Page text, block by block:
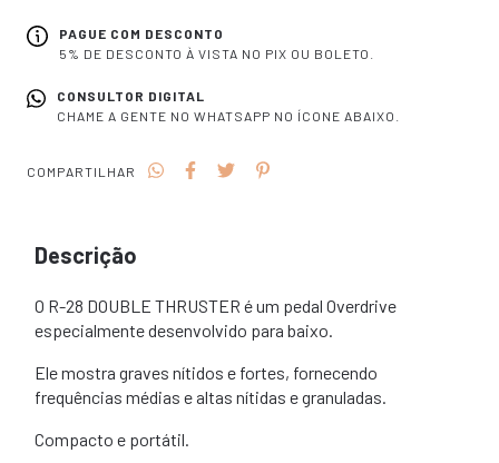
PAGUE COM DESCONTO
5% DE DESCONTO À VISTA NO PIX OU BOLETO.
CONSULTOR DIGITAL
CHAME A GENTE NO WHATSAPP NO ÍCONE ABAIXO.
COMPARTILHAR
Descrição
O R-28 DOUBLE THRUSTER é um pedal Overdrive
especialmente desenvolvido para baixo.
Ele mostra graves nítidos e fortes, fornecendo
frequências médias e altas nítidas e granuladas.
Compacto e portátil.